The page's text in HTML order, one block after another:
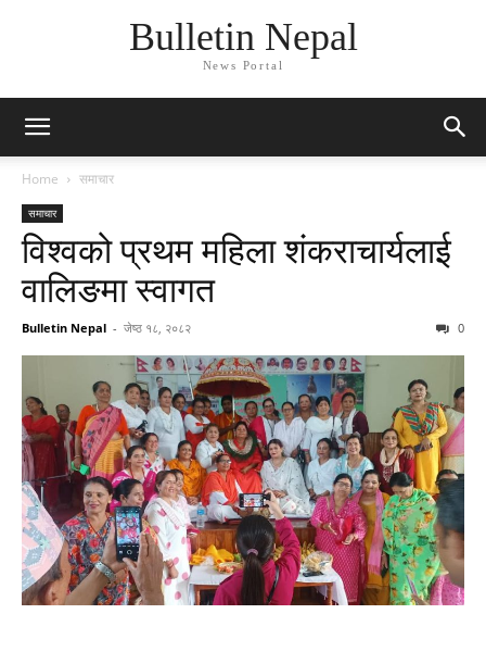
Bulletin Nepal
News Portal
Home समाचार
समाचार
विश्वको प्रथम महिला शंकराचार्यलाई
वालिङमा स्वागत
Bulletin Nepal - जेष्ठ १८, २०८२ 0